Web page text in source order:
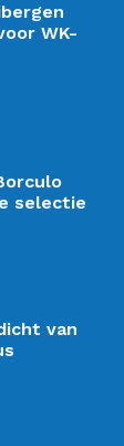
WK-
selectie
van